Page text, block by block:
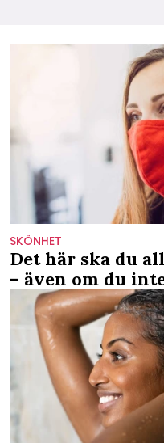
SKÖNHET
Det här ska du
– även om du